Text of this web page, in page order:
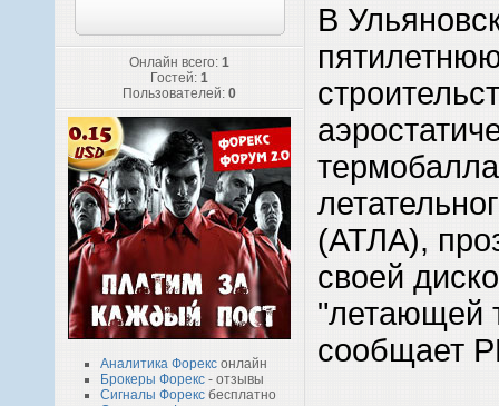
Онлайн всего: 1
Гостей: 1
Пользователей: 0
Аналитика Форекс онлайн
Брокеры Форекс - отзывы
Сигналы Форекс бесплатно
В
(АТЛА),
своей
"летающей
сообщает